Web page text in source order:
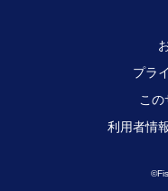
プラ
この
利用者情